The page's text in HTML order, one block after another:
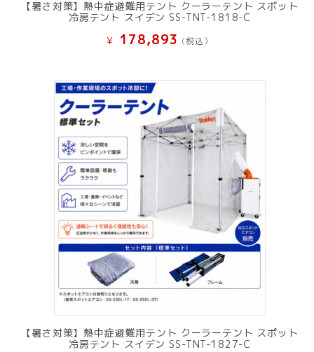
【暑さ対策】熱中症避難用テント クーラーテント スポット
冷房テント スイデン SS-TNT-1818-C
¥ 178,893 (税込）
【暑さ対策】熱中症避難用テント クーラーテント スポット
冷房テント スイデン SS-TNT-1827-C